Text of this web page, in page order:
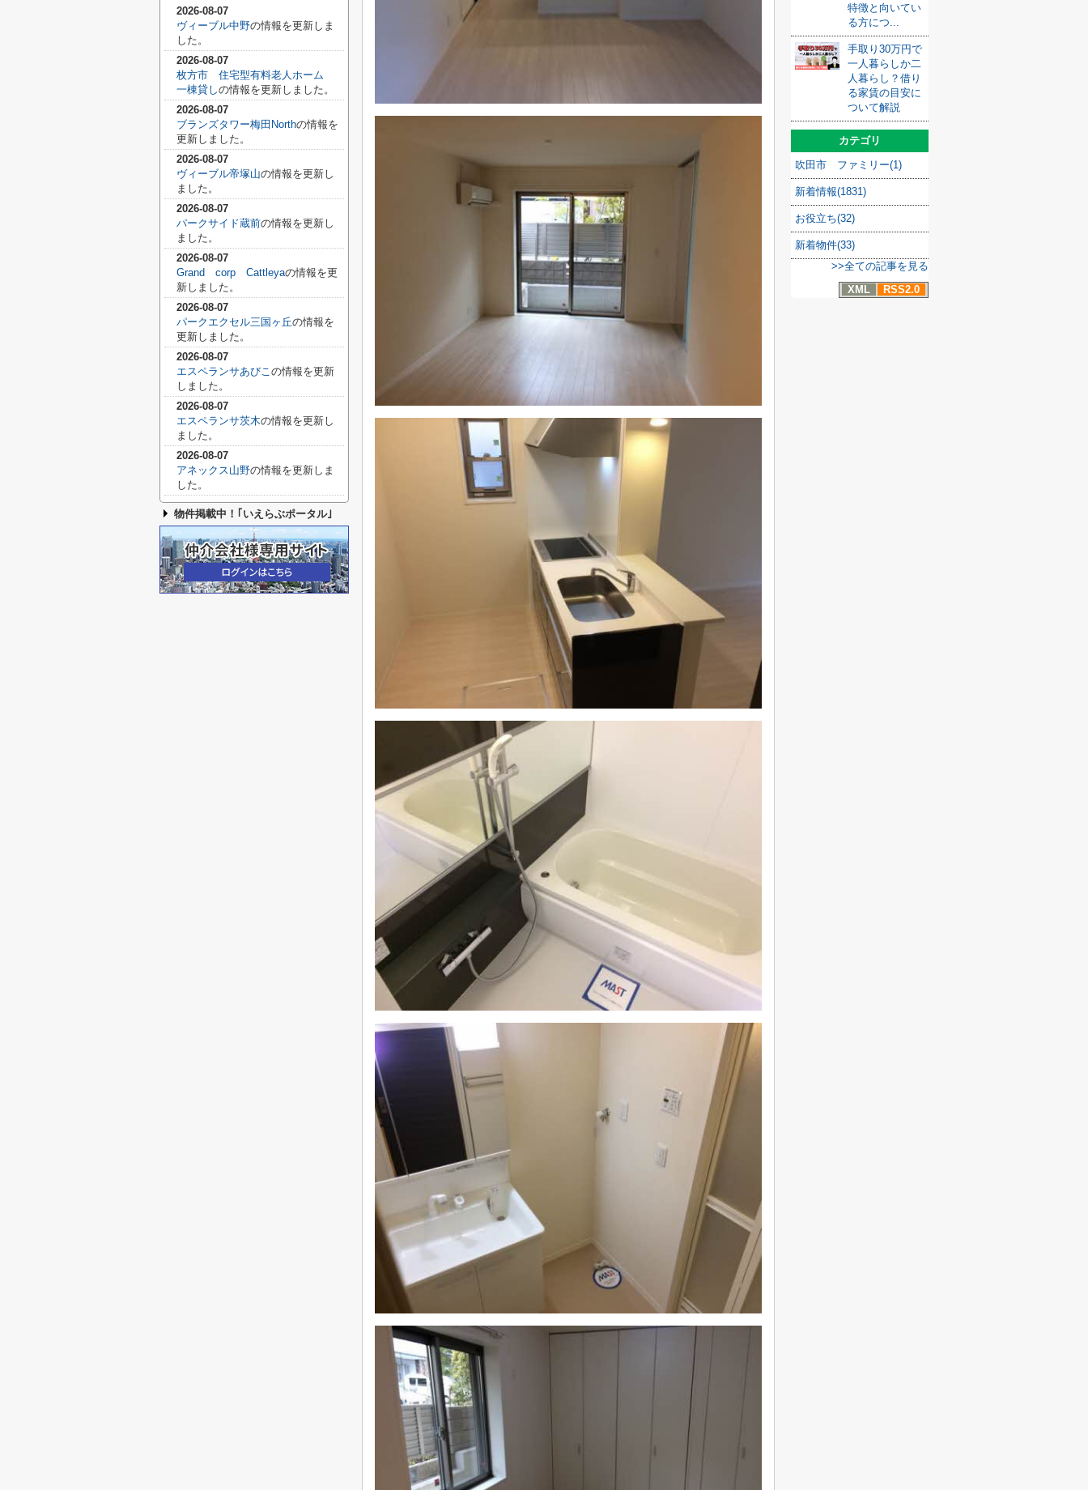
特徴と向いてい
る方につ...
手取り30万円で
一人暮らしか二
人暮らし？借り
る家賃の目安に
ついて解説
カテゴリ
吹田市 ファミリー(1)
新着情報(1831)
お役立ち(32)
新着物件(33)
>>全ての記事を見る
XML
RSS2.0
2026-08-07
ヴィーブル中野の情報を更新しま
した。
2026-08-07
枚方市 住宅型有料老人ホーム
一棟貸しの情報を更新しました。
2026-08-07
ブランズタワー梅田Northの情報を
更新しました。
2026-08-07
ヴィーブル帝塚山の情報を更新し
ました。
2026-08-07
パークサイド蔵前の情報を更新し
ました。
2026-08-07
Grand corp Cattleyaの情報を更
新しました。
2026-08-07
パークエクセル三国ヶ丘の情報を
更新しました。
2026-08-07
エスペランサあびこの情報を更新
しました。
2026-08-07
エスペランサ茨木の情報を更新し
ました。
2026-08-07
アネックス山野の情報を更新しま
した。
物件掲載中！｢いえらぶポータル｣